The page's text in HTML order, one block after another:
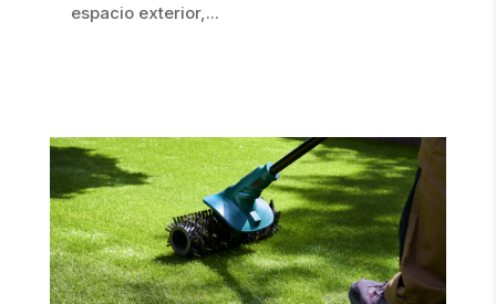
espacio exterior,...